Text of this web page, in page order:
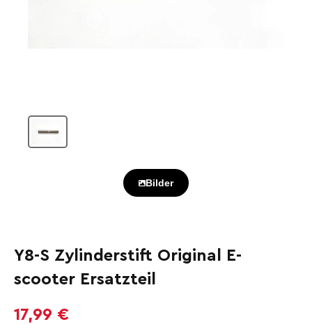
Bilder
Y8-S Zylinderstift Original E-
scooter Ersatzteil
Normaler
17,99 €